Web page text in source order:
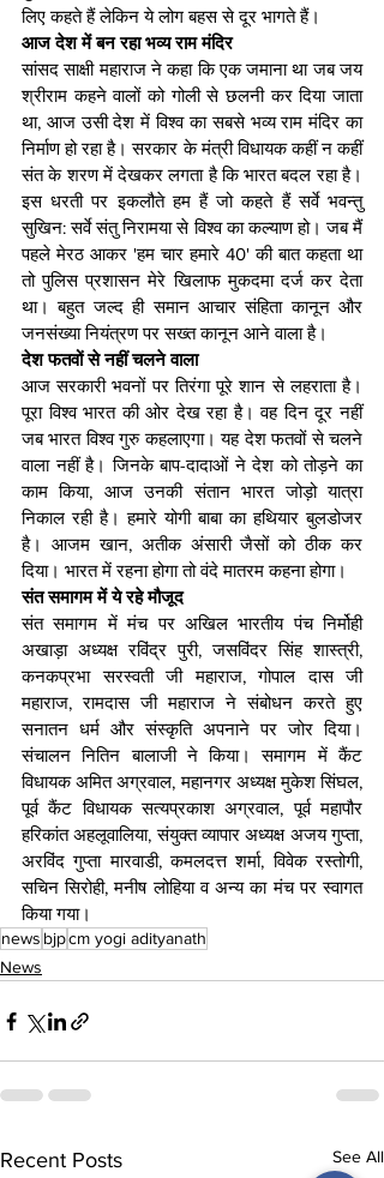
लिए कहते हैं लेकिन ये लोग बहस से दूर भागते हैं।
आज देश में बन रहा भव्य राम मंदिर
सांसद साक्षी महाराज ने कहा कि एक जमाना था जब जय
श्रीराम कहने वालों को गोली से छलनी कर दिया जाता
था, आज उसी देश में विश्व का सबसे भव्य राम मंदिर का
निर्माण हो रहा है। सरकार के मंत्री विधायक कहीं न कहीं
संत के शरण में देखकर लगता है कि भारत बदल रहा है।
इस धरती पर इकलौते हम हैं जो कहते हैं सर्वे भवन्तु
सुखिन: सर्वे संतु निरामया से विश्व का कल्याण हो। जब मैं
पहले मेरठ आकर 'हम चार हमारे 40' की बात कहता था
तो पुलिस प्रशासन मेरे खिलाफ मुकदमा दर्ज कर देता
था। बहुत जल्द ही समान आचार संहिता कानून और
जनसंख्या नियंत्रण पर सख्त कानून आने वाला है।
देश फतवों से नहीं चलने वाला
आज सरकारी भवनों पर तिरंगा पूरे शान से लहराता है।
पूरा विश्व भारत की ओर देख रहा है। वह दिन दूर नहीं
जब भारत विश्व गुरु कहलाएगा। यह देश फतवों से चलने
वाला नहीं है। जिनके बाप-दादाओं ने देश को तोड़ने का
काम किया, आज उनकी संतान भारत जोड़ो यात्रा
निकाल रही है। हमारे योगी बाबा का हथियार बुलडोजर
है। आजम खान, अतीक अंसारी जैसों को ठीक कर
दिया। भारत में रहना होगा तो वंदे मातरम कहना होगा।
संत समागम में ये रहे मौजूद
संत समागम में मंच पर अखिल भारतीय पंच निर्मोही
अखाड़ा अध्यक्ष रविंद्र पुरी, जसविंदर सिंह शास्त्री,
कनकप्रभा सरस्वती जी महाराज, गोपाल दास जी
महाराज, रामदास जी महाराज ने संबोधन करते हुए
सनातन धर्म और संस्कृति अपनाने पर जोर दिया।
संचालन नितिन बालाजी ने किया। समागम में कैंट
विधायक अमित अग्रवाल, महानगर अध्यक्ष मुकेश सिंघल,
पूर्व कैंट विधायक सत्यप्रकाश अग्रवाल, पूर्व महापौर
हरिकांत अहलूवालिया, संयुक्त व्यापार अध्यक्ष अजय गुप्ता,
अरविंद गुप्ता मारवाडी, कमलदत्त शर्मा, विवेक रस्तोगी,
सचिन सिरोही, मनीष लोहिया व अन्य का मंच पर स्वागत
किया गया।
news bjpcm yogi adityanath
News
Recent Posts See All